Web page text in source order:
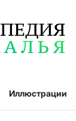
Иллюстрации